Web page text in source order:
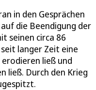
in den Gesprächen
die Beendigung der
seinen circa 86
langer Zeit eine
ließ und
ließ. Durch den Krieg